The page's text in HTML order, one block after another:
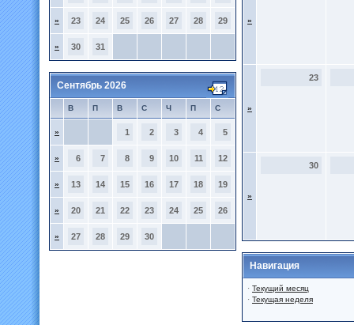
» 23 24 25 26 27 28 29
» 30 31
Сентябрь 2026
В П В С Ч П С
» 1 2 3 4 5
» 6 7 8 9 10 11 12
» 13 14 15 16 17 18 19
» 20 21 22 23 24 25 26
» 27 28 29 30
»
»
23
»
30
Навигация
· Текущий месяц
· Текущая неделя